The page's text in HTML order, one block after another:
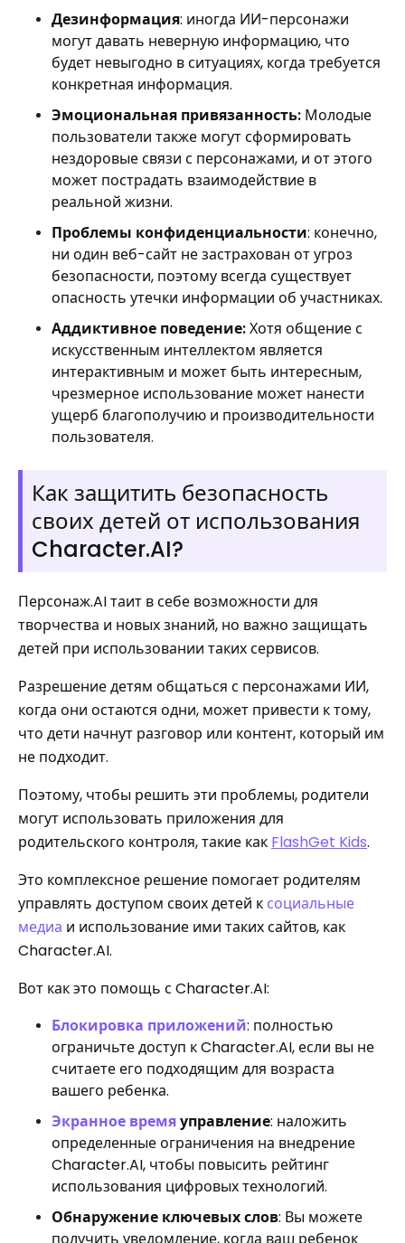
Дезинформация: иногда ИИ-персонажи
могут давать неверную информацию, что
будет невыгодно в ситуациях, когда требуется
конкретная информация.
Эмоциональная привязанность: Молодые
пользователи также могут сформировать
нездоровые связи с персонажами, и от этого
может пострадать взаимодействие в
реальной жизни.
Проблемы конфиденциальности: конечно,
ни один веб-сайт не застрахован от угроз
безопасности, поэтому всегда существует
опасность утечки информации об участниках.
Аддиктивное поведение:Хотя общение с
искусственным интеллектом является
интерактивным и может быть интересным,
чрезмерное использование может нанести
ущерб благополучию и производительности
пользователя.
Как защитить безопасность
своих детей от использования
Character.AI?
Персонаж.AI таит в себе возможности для
творчества и новых знаний, но важно защищать
детей при использовании таких сервисов.
Разрешение детям общаться с персонажами ИИ,
когда они остаются одни, может привести к тому,
что дети начнут разговор или контент, который им
не подходит.
Поэтому, чтобы решить эти проблемы, родители
могут использовать приложения для
родительского контроля, такие как FlashGet Kids.
Это комплексное решение помогает родителям
управлять доступом своих детей к социальные
медиа и использование ими таких сайтов, как
Character.AI.
Вот как это помощь с Character.AI:
Блокировка приложений: полностью
ограничьте доступ к Character.AI, если вы не
считаете его подходящим для возраста
вашего ребенка.
Экранное времяуправление: наложить
определенные ограничения на внедрение
Character.AI, чтобы повысить рейтинг
использования цифровых технологий.
Обнаружение ключевых слов: Вы можете